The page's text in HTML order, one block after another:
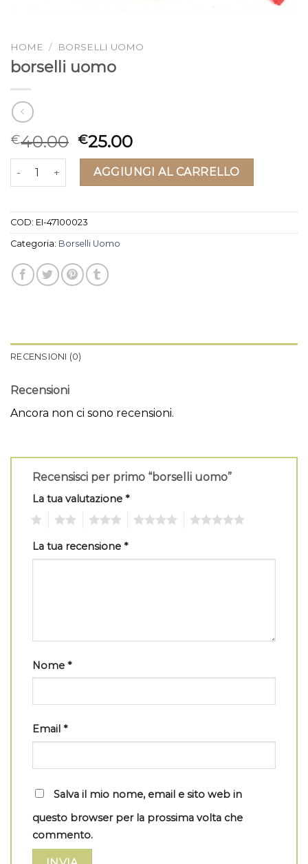
HOME / BORSELLI UOMO
borselli uomo
€40.00 €25.00
borselli uomo quantitàAGGIUNGI AL CARRELLO
COD: EI-47100023
Categoria: Borselli Uomo
RECENSIONI (0)
Recensioni
Ancora non ci sono recensioni.
Recensisci per primo “borselli uomo”
La tua valutazione *
La tua recensione *
Nome *
Email *
Salva il mio nome, email e sito web in
questo browser per la prossima volta che
commento.